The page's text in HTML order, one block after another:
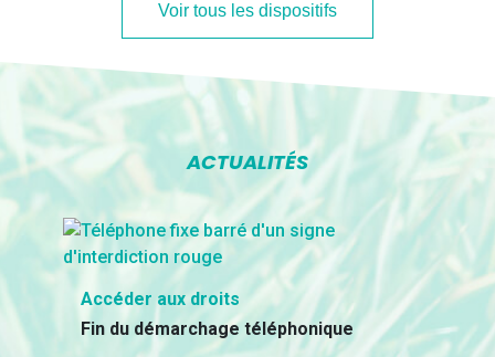
Voir tous les dispositifs
ACTUALITÉS
Accéder aux droits
Fin du démarchage téléphonique